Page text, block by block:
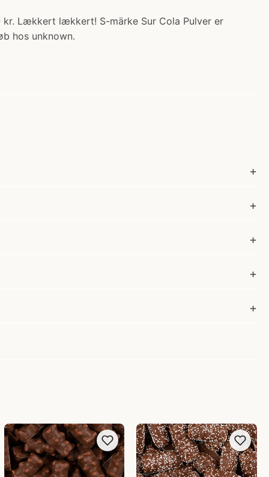
kr. Lækkert lækkert! S-märke Sur Cola Pulver er
hos unknown.